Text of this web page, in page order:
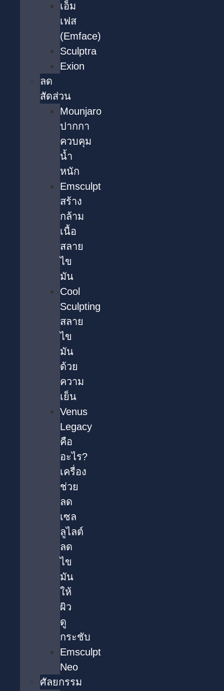
เอ็ม
เฟส
(Emface)
Sculptra
Exion
ลด
สัดส่วน
Mounjaro
ปากกา
ควบคุม
น้ำ
หนัก
Emsculpt
สร้าง
กล้าม
เนื้อ
สลาย
ไข
มัน
Cool
Sculpting
สลาย
ไข
มัน
ด้วย
ความ
เย็น
Venus
Legacy
คือ
อะไร?
เครื่อง
ช่วย
ลด
เซล
ลูไลต์
ลด
ไข
มัน
ให้
ผิว
ดู
กระชับ
Emsculpt
Neo
ศัลยกรรม